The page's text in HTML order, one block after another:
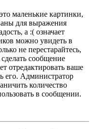
маленькие картинки,
для выражения
а :( означает
можно увидеть в
не перестарайтесь,
сообщение
отредактировать ваше
его. Администратор
количество
в сообщении.